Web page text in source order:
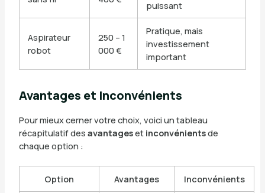
puissant
Aspirateur
robot
250 – 1
000 €
Pratique, mais
investissement
important
Avantages et Inconvénients
Pour mieux cerner votre choix, voici un tableau
récapitulatif des avantageset inconvénientsde
chaque option :
Option Avantages Inconvénients